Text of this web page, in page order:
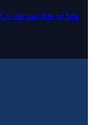
chế nào bảo vệ bên